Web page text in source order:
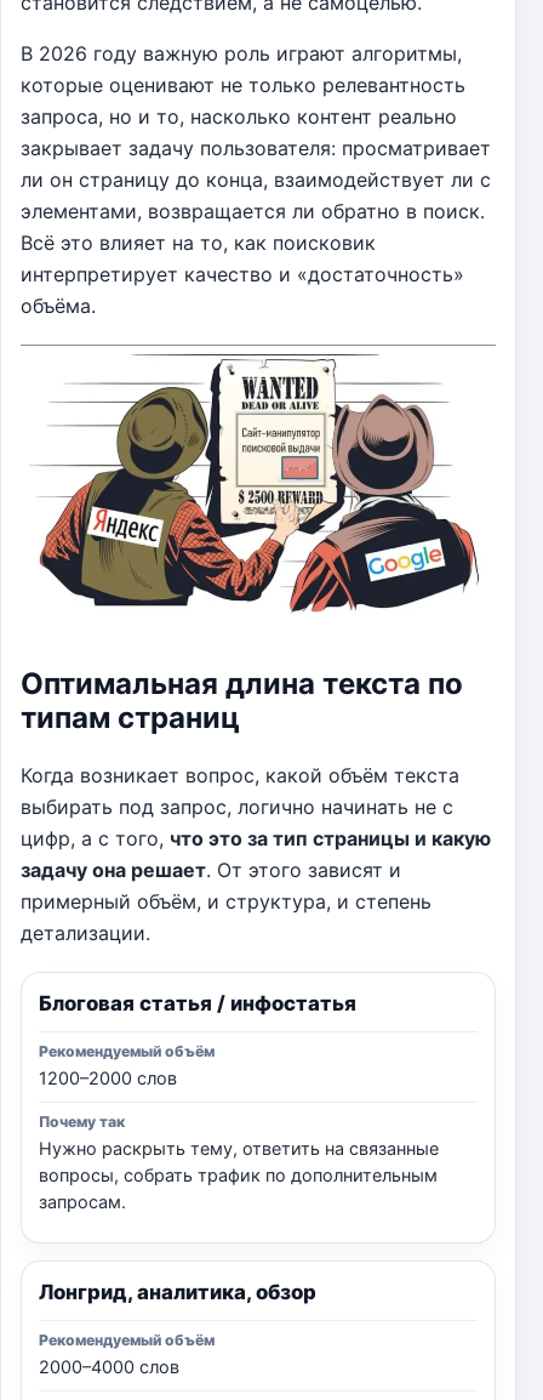
В 2026 году важную роль играют алгоритмы,
которые оценивают не только релевантность
запроса, но и то, насколько контент реально
закрывает задачу пользователя: просматривает
ли он страницу до конца, взаимодействует ли с
элементами, возвращается ли обратно в поиск.
Всё это влияет на то, как поисковик
интерпретирует качество и «достаточность»
объёма.
Оптимальная длина текста по
типам страниц
Когда возникает вопрос, какой объём текста
выбирать под запрос, логично начинать не с
цифр, а с того, что это за тип страницы и какую
задачу она решает. От этого зависят и
примерный объём, и структура, и степень
детализации.
Блоговая статья / инфостатья
1200–2000 слов
Нужно раскрыть тему, ответить на связанные
вопросы, собрать трафик по дополнительным
запросам.
Лонгрид, аналитика, обзор
2000–4000 слов